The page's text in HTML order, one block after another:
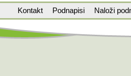
Kontakt Podnapisi Naloži